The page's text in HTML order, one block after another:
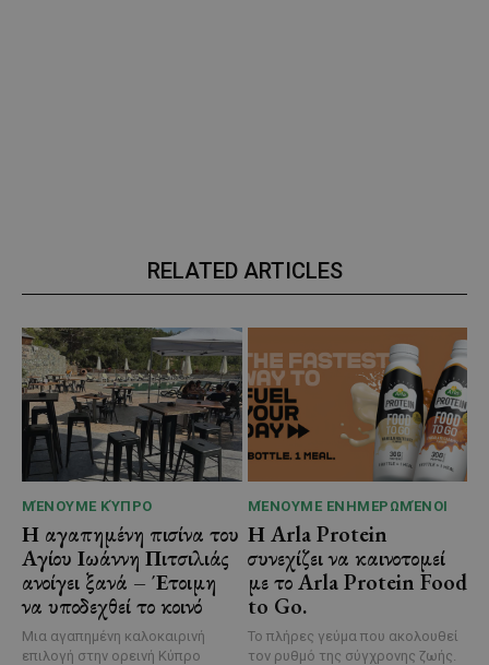
RELATED ARTICLES
ΜΈΝΟΥΜΕ ΚΎΠΡΟ
Η αγαπημένη πισίνα του
Αγίου Ιωάννη Πιτσιλιάς
ανοίγει ξανά – Έτοιμη
να υποδεχθεί το κοινό
Μια αγαπημένη καλοκαιρινή
επιλογή στην ορεινή Κύπρο
ΜΈΝΟΥΜΕ ΕΝΗΜΕΡΩΜΈΝΟΙ
Η Arla Protein
συνεχίζει να καινοτομεί
με το Arla Protein Food
to Go.
Το πλήρες γεύμα που ακολουθεί
τον ρυθμό της σύγχρονης ζωής.